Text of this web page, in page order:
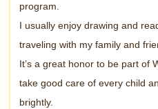
program.
I usually enjoy drawing and
traveling with my family and
It’s a great honor to be part of
take good care of every child
brightly.